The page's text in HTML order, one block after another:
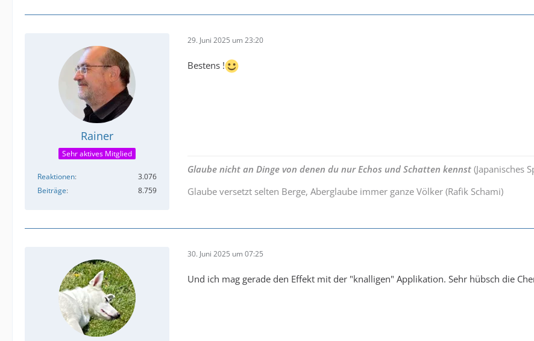
Rainer
Sehr aktives Mitglied
Reaktionen
3.076
Beiträge
8.759
29. Juni 2025 um 23:20
Bestens !
Glaube nicht an Dinge von denen du nur Echos und Schatten kennst (Japanisches
Glaube versetzt selten Berge, Aberglaube immer ganze Völker (Rafik Schami)
30. Juni 2025 um 07:25
Und ich mag gerade den Effekt mit der "knalligen" Applikation. Sehr hübsch die